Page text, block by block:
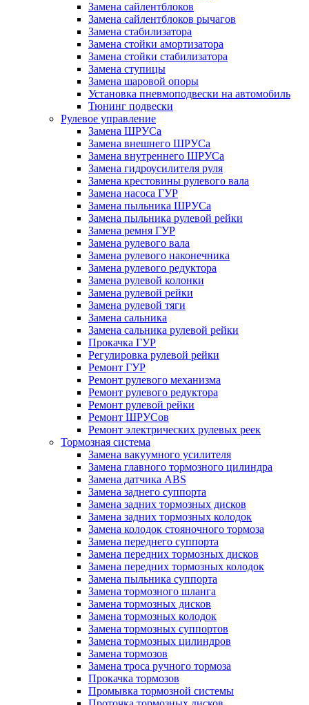
Замена сайлентблоков
Замена сайлентблоков рычагов
Замена стабилизатора
Замена стойки амортизатора
Замена стойки стабилизатора
Замена ступицы
Замена шаровой опоры
Установка пневмоподвески на автомобиль
Тюнинг подвески
Рулевое управление
Замена ШРУСа
Замена внешнего ШРУСа
Замена внутреннего ШРУСа
Замена гидроусилителя руля
Замена крестовины рулевого вала
Замена насоса ГУР
Замена пыльника ШРУСа
Замена пыльника рулевой рейки
Замена ремня ГУР
Замена рулевого вала
Замена рулевого наконечника
Замена рулевого редуктора
Замена рулевой колонки
Замена рулевой рейки
Замена рулевой тяги
Замена сальника
Замена сальника рулевой рейки
Прокачка ГУР
Регулировка рулевой рейки
Ремонт ГУР
Ремонт рулевого механизма
Ремонт рулевого редуктора
Ремонт рулевой рейки
Ремонт ШРУСов
Ремонт электрических рулевых реек
Тормозная система
Замена вакуумного усилителя
Замена главного тормозного цилиндра
Замена датчика ABS
Замена заднего суппорта
Замена задних тормозных дисков
Замена задних тормозных колодок
Замена колодок стояночного тормоза
Замена переднего суппорта
Замена передних тормозных дисков
Замена передних тормозных колодок
Замена пыльника суппорта
Замена тормозного шланга
Замена тормозных дисков
Замена тормозных колодок
Замена тормозных суппортов
Замена тормозных цилиндров
Замена тормозов
Замена троса ручного тормоза
Прокачка тормозов
Промывка тормозной системы